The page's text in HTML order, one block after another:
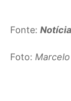
Fonte:
Foto: